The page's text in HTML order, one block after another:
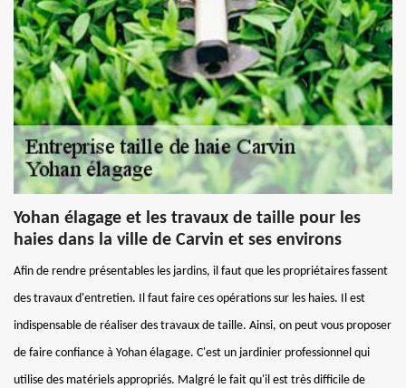
Yohan élagage et les travaux de taille pour les
haies dans la ville de Carvin et ses environs
Afin de rendre présentables les jardins, il faut que les propriétaires fassent
des travaux d'entretien. Il faut faire ces opérations sur les haies. Il est
indispensable de réaliser des travaux de taille. Ainsi, on peut vous proposer
de faire confiance à Yohan élagage. C'est un jardinier professionnel qui
utilise des matériels appropriés. Malgré le fait qu'il est très difficile de